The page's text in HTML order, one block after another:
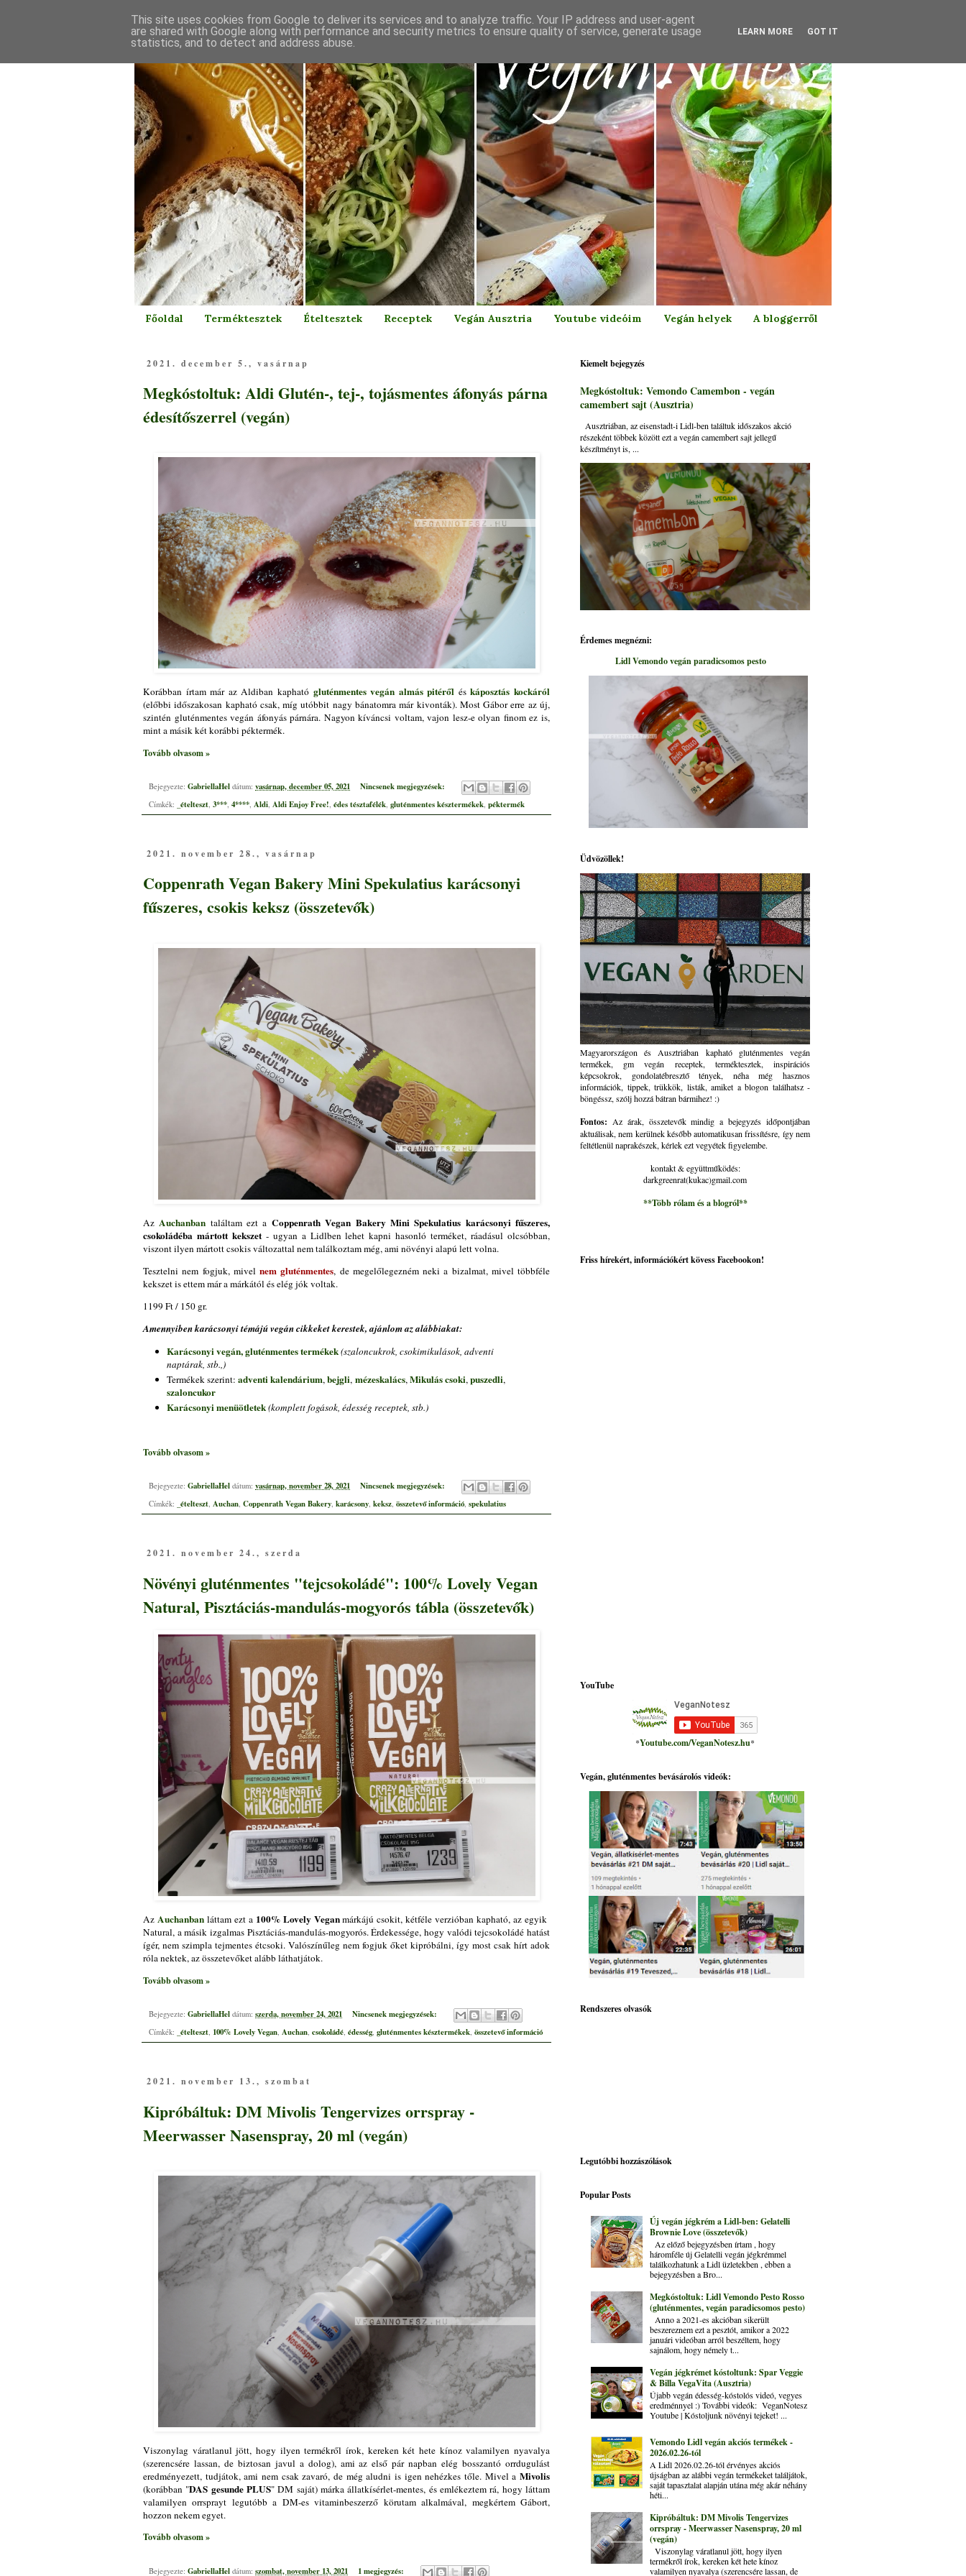
Főoldal Terméktesztek Ételtesztek Receptek Vegán Ausztria Youtube videóim Vegán helyek A bloggerről
2021. december 5., vasárnap
Megkóstoltuk: Aldi Glutén-, tej-, tojásmentes áfonyás párna
édesítőszerrel (vegán)
Korábban írtam már az Aldiban kapható gluténmentes vegán almás pitéről éskáposztás kockáról
(előbbi időszakosan kapható csak, míg utóbbit nagy bánatomra már kivonták). Most Gábor erre az új,
szintén gluténmentes vegán áfonyás párnára. Nagyon kíváncsi voltam, vajon lesz-e olyan finom ez is,
mint a másik két korábbi péktermék.
Tovább olvasom »
Bejegyezte: GabriellaHel dátum: vasárnap, december 05, 2021 Nincsenek megjegyzések:
Címkék: _ételteszt, 3***, 4****, Aldi, Aldi Enjoy Free!, édes tésztafélék, gluténmentes késztermékek, péktermék
2021. november 28., vasárnap
Coppenrath Vegan Bakery Mini Spekulatius karácsonyi
fűszeres, csokis keksz (összetevők)
AzAuchanban találtam ezt a Coppenrath Vegan Bakery Mini Spekulatius karácsonyi fűszeres,
csokoládéba mártott kekszet - ugyan a Lidlben lehet kapni hasonló terméket, ráadásul olcsóbban,
viszont ilyen mártott csokis változattal nem találkoztam még, ami növényi alapú lett volna.
Tesztelni nem fogjuk, mivel nem gluténmentes, de megelőlegezném neki a bizalmat, mivel többféle
kekszet is ettem már a márkától és elég jók voltak.
1199 Ft / 150 gr.
Amennyiben karácsonyi témájú vegán cikkeket kerestek, ajánlom az alábbiakat:
Karácsonyi vegán, gluténmentes termékek(szaloncukrok, csokimikulások, adventi
naptárak, stb.,)
Termékek szerint: adventi kalendárium,bejgli, mézeskalács,Mikulás csoki,puszedli,
szaloncukor
Karácsonyi menüötletek(komplett fogások, édesség receptek, stb.)
Tovább olvasom »
Bejegyezte: GabriellaHel dátum: vasárnap, november 28, 2021 Nincsenek megjegyzések:
Címkék: _ételteszt, Auchan, Coppenrath Vegan Bakery, karácsony, keksz, összetevő információ, spekulatius
2021. november 24., szerda
Növényi gluténmentes "tejcsokoládé": 100% Lovely Vegan
Natural, Pisztáciás-mandulás-mogyorós tábla (összetevők)
Az Auchanban láttam ezt a 100% Lovely Veganmárkájú csokit, kétféle verzióban kapható, az egyik
Natural, a másik izgalmas Pisztáciás-mandulás-mogyorós. Érdekessége, hogy valódi tejcsokoládé hatást
ígér, nem szimpla tejmentes étcsoki. Valószínűleg nem fogjuk őket kipróbálni, így most csak hírt adok
róla nektek, az összetevőket alább láthatjátok.
Tovább olvasom »
Bejegyezte: GabriellaHel dátum: szerda, november 24, 2021 Nincsenek megjegyzések:
Címkék: _ételteszt, 100% Lovely Vegan, Auchan, csokoládé, édesség, gluténmentes késztermékek, összetevő információ
2021. november 13., szombat
Kipróbáltuk: DM Mivolis Tengervizes orrspray -
Meerwasser Nasenspray, 20 ml (vegán)
Viszonylag váratlanul jött, hogy ilyen termékről írok, kereken két hete kínoz valamilyen nyavalya
(szerencsére lassan, de biztosan javul a dolog), ami az első pár napban elég bosszantó orrdugulást
eredményezett, tudjátok, ami nem csak zavaró, de még aludni is igen nehézkes tőle. Mivel a Mivolis
(korábban "DAS gesunde PLUS" DM saját) márka állatkísérlet-mentes, és emlékeztem rá, hogy láttam
valamilyen orrsprayt legutóbb a DM-es vitaminbeszerző körutam alkalmával, megkértem Gábort,
hozzon nekem egyet.
Tovább olvasom »
Bejegyezte: GabriellaHel dátum: szombat, november 13, 2021 1 megjegyzés:
Kiemelt bejegyzés
Megkóstoltuk: Vemondo Camembon - vegán
camembert sajt (Ausztria)
Ausztriában, az eisenstadt-i Lidl-ben találtuk időszakos akció
részeként többek között ezt a vegán camembert sajt jellegű
készítményt is, ...
Érdemes megnézni:
Lidl Vemondo vegán paradicsomos pesto
Üdvözöllek!
Magyarországon és Ausztriában kapható gluténmentes vegán
termékek, gm vegán receptek, terméktesztek, inspirációs
képcsokrok, gondolatébresztő tények, néha még hasznos
információk, tippek, trükkök, listák, amiket a blogon találhatsz -
böngéssz, szólj hozzá bátran bármihez! :)
Fontos: Az árak, összetevők mindig a bejegyzés időpontjában
aktuálisak, nem kerülnek később automatikusan frissítésre, így nem
feltétlenül naprakészek, kérlek ezt vegyétek figyelembe.
kontakt & együttműködés:
darkgreenrat(kukac)gmail.com
**Több rólam és a blogról**
Friss hírekért, információkért kövess Facebookon!
YouTube
*Youtube.com/VeganNotesz.hu*
Vegán, gluténmentes bevásárolós videók:
Rendszeres olvasók
Legutóbbi hozzászólások
Popular Posts
Új vegán jégkrém a Lidl-ben: Gelatelli
Brownie Love (összetevők)
Az előző bejegyzésben írtam , hogy
háromféle új Gelatelli vegán jégkrémmel
találkozhatunk a Lidl üzletekben , ebben a
bejegyzésben a Bro...
Megkóstoltuk: Lidl Vemondo Pesto Rosso
(gluténmentes, vegán paradicsomos pesto)
Anno a 2021-es akcióban sikerült
beszereznem ezt a pesztót, amikor a 2022
januári videóban arról beszéltem, hogy
sajnálom, hogy némely t...
Vegán jégkrémet kóstoltunk: Spar Veggie
& Billa VegaVita (Ausztria)
Újabb vegán édesség-kóstolós videó, vegyes
eredménnyel :) További videók: VeganNotesz
Youtube | Kóstoljunk növényi tejeket! ...
Vemondo Lidl vegán akciós termékek -
2026.02.26-tól
A Lidl 2026.02.26-tól érvényes akciós
újságban az alábbi vegán termékeket találjátok,
saját tapasztalat alapján utána még akár néhány
héti...
Kipróbáltuk: DM Mivolis Tengervizes
orrspray - Meerwasser Nasenspray, 20 ml
(vegán)
Viszonylag váratlanul jött, hogy ilyen
termékről írok, kereken két hete kínoz
valamilyen nyavalya (szerencsére lassan, de
This site uses cookies from Google to deliver its services and to analyze traffic. Your IP address and user-agent
are shared with Google along with performance and security metrics to ensure quality of service, generate usage
statistics, and to detect and address abuse.
LEARN MORE GOT IT